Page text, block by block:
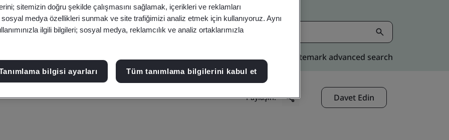
Kitemark advanced search
Paylaşın: Davet Edin
sitemizin doğru şekilde çalışmasını sağlamak, içerikleri ve reklamları
medya özellikleri sunmak ve site trafiğimizi analiz etmek için kullanıyoruz. Aynı
ilgili bilgileri; sosyal medya, reklamcılık ve analiz ortaklarımızla
bilgisi ayarları Tüm tanımlama bilgilerini kabul et